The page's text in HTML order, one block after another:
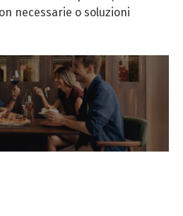
necessarie o soluzioni